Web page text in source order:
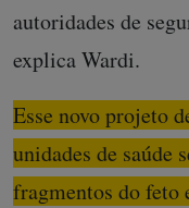
autoridades de
explica Wardi.
Esse novo projeto
unidades de saúde
fragmentos do feto